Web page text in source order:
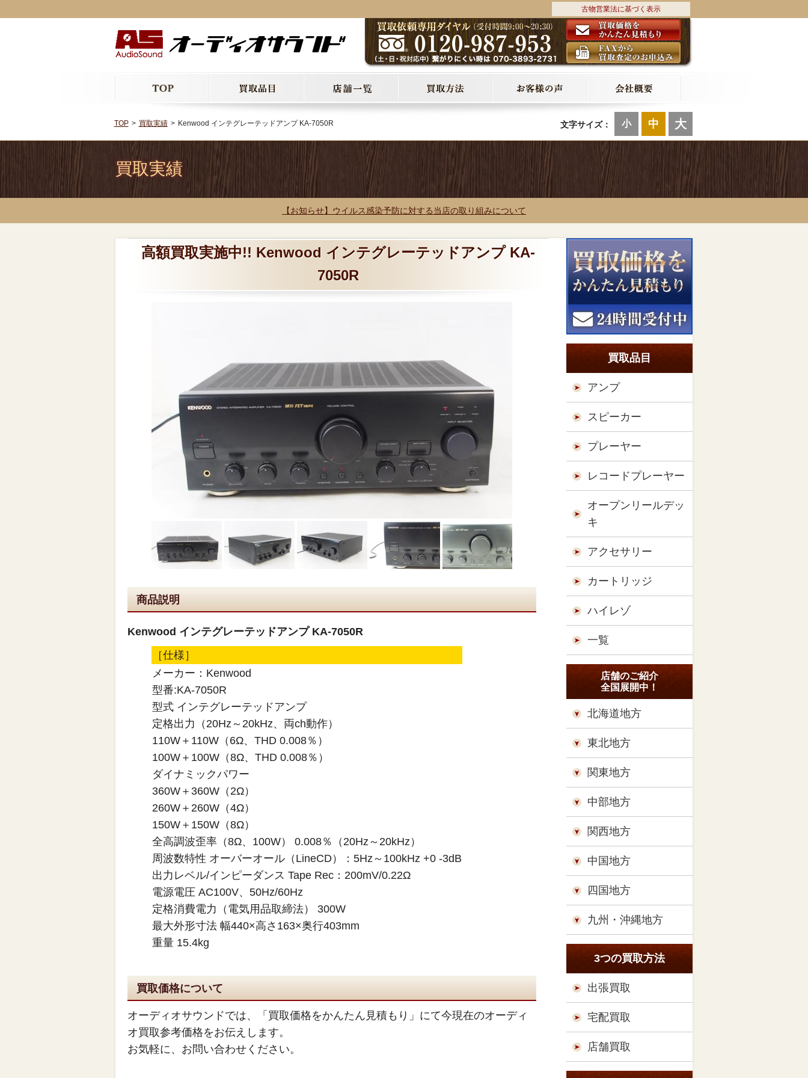
古物営業法に基づく表示
文字サイズ： 小 中 大
TOP 買取実績 Kenwood インテグレーテッドアンプ KA-7050R
買取実績
【お知らせ】ウイルス感染予防に対する当店の取り組みについて
高額買取実施中!! Kenwood インテグレーテッドアンプ KA-
7050R
商品説明
Kenwood インテグレーテッドアンプ KA-7050R
［仕様］
メーカー：Kenwood
型番:KA-7050R
型式 インテグレーテッドアンプ
定格出力（20Hz～20kHz、両ch動作）
110W＋110W（6Ω、THD 0.008％）
100W＋100W（8Ω、THD 0.008％）
ダイナミックパワー
360W＋360W（2Ω）
260W＋260W（4Ω）
150W＋150W（8Ω）
全高調波歪率（8Ω、100W） 0.008％（20Hz～20kHz）
周波数特性 オーバーオール（LineCD）：5Hz～100kHz +0 -3dB
出力レベル/インピーダンス Tape Rec：200mV/0.22Ω
電源電圧 AC100V、50Hz/60Hz
定格消費電力（電気用品取締法） 300W
最大外形寸法 幅440×高さ163×奥行403mm
重量 15.4kg
買取価格について
オーディオサウンドでは、「買取価格をかんたん見積もり」にて今現在のオーディ
オ買取参考価格をお伝えします。
お気軽に、お問い合わせください。
買取品目
アンプ
スピーカー
プレーヤー
レコードプレーヤー
オープンリールデッ
キ
アクセサリー
カートリッジ
ハイレゾ
一覧
店舗のご紹介
全国展開中！
北海道地方
東北地方
関東地方
中部地方
関西地方
中国地方
四国地方
九州・沖縄地方
3つの買取方法
出張買取
宅配買取
店舗買取